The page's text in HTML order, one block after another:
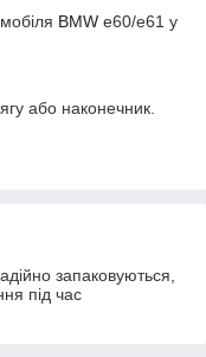
BMW e60/e61 у
або наконечник.
запаковуються,
під час